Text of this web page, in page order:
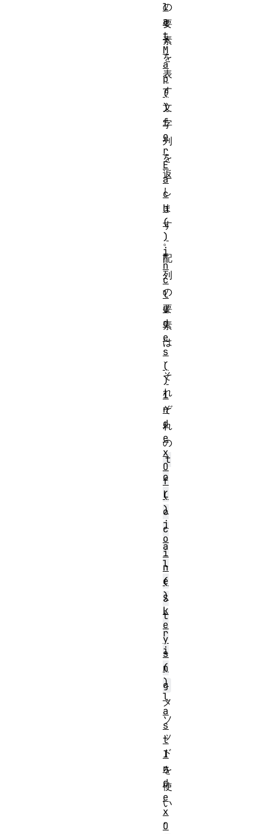
の
要
素
を
表
す
文
字
列
を
返
し
ま
す
。
配
列
の
要
素
は
、
そ
れ
ぞ
れ
の
t
o
L
o
c
a
l
e
S
t
r
i
n
g
メ
ソ
ッ
ド
を
使
い
、
l
a
t
M
a
p
(
)
f
o
r
E
a
c
h
(
)
i
n
c
l
u
d
e
s
(
)
i
n
d
e
x
O
f
(
)
j
o
i
n
(
)
k
e
y
s
(
)
l
a
s
t
I
n
d
e
x
O